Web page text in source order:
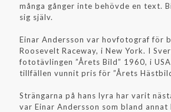
många gånger inte behövde en text.
sig själv.
Einar Andersson var hovfotograf för
Roosevelt Raceway, i New York. I
fototävlingen ”Årets Bild” 1960, i
tillfällen vunnit pris för ”Årets
Strängarna på hans lyra har varit
var Einar Andersson som bland annat